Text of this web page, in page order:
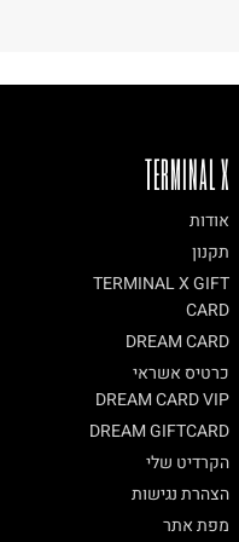
TERMINAL X
אודות
תקנון
TERMINAL X GIFT
CARD
DREAM CARD
כרטיס אשראי
DREAM CARD VIP
DREAM GIFTCARD
הקרדיט שלי
הצהרת נגישות
מפת אתר